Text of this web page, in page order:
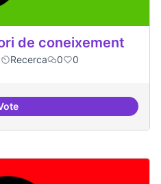
de coneixement
Recerca 0 0
Connectar repositori de